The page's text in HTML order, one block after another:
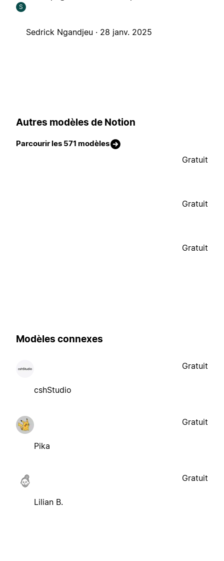
S
Sedrick Ngandjeu · 28 janv. 2025
Autres modèles de Notion
Parcourir les 571 modèles
Gratuit
Gratuit
Gratuit
Modèles connexes
cshStudio
Gratuit
Pika
Gratuit
Lilian B.
Gratuit